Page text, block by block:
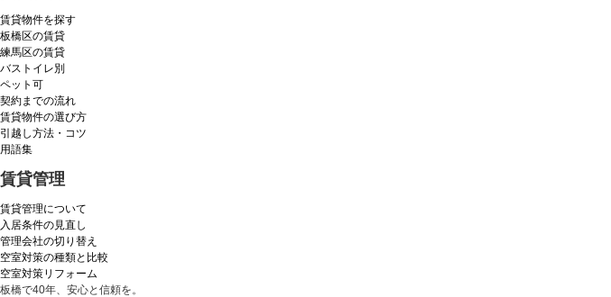
賃貸物件を探す
板橋区の賃貸
練馬区の賃貸
バストイレ別
ペット可
契約までの流れ
賃貸物件の選び方
引越し方法・コツ
用語集
賃貸管理
賃貸管理について
入居条件の見直し
管理会社の切り替え
空室対策の種類と比較
空室対策リフォーム
板橋で40年、安心と信頼を。